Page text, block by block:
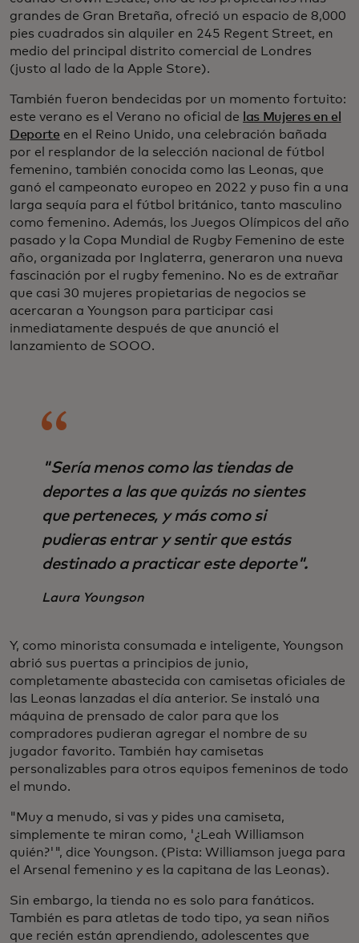
grandes de Gran Bretaña, ofreció un espacio de 8,000
pies cuadrados sin alquiler en 245 Regent Street, en
medio del principal distrito comercial de Londres
(justo al lado de la Apple Store).
También fueron bendecidas por un momento fortuito:
este verano es el Verano no oficial de
las Mujeres en el
Deporte en el Reino Unido, una celebración bañada
por el resplandor de la selección nacional de fútbol
femenino, también conocida como las Leonas, que
ganó el campeonato europeo en 2022 y puso fin a una
larga sequía para el fútbol británico, tanto masculino
como femenino. Además, los Juegos Olímpicos del año
pasado y la Copa Mundial de Rugby Femenino de este
año, organizada por Inglaterra, generaron una nueva
fascinación por el rugby femenino. No es de extrañar
que casi 30 mujeres propietarias de negocios se
acercaran a Youngson para participar casi
inmediatamente después de que anunció el
lanzamiento de SOOO.
"Sería menos como las tiendas de
deportes a las que quizás no sientes
que perteneces, y más como si
pudieras entrar y sentir que estás
destinado a practicar este deporte".
Laura Youngson
Y, como minorista consumada e inteligente, Youngson
abrió sus puertas a principios de junio,
completamente abastecida con camisetas oficiales de
las Leonas lanzadas el día anterior. Se instaló una
máquina de prensado de calor para que los
compradores pudieran agregar el nombre de su
jugador favorito. También hay camisetas
personalizables para otros equipos femeninos de todo
el mundo.
"Muy a menudo, si vas y pides una camiseta,
simplemente te miran como, '¿Leah Williamson
quién?'", dice Youngson. (Pista: Williamson juega para
el Arsenal femenino y es la capitana de las Leonas).
Sin embargo, la tienda no es solo para fanáticos.
También es para atletas de todo tipo, ya sean niños
que recién están aprendiendo, adolescentes que